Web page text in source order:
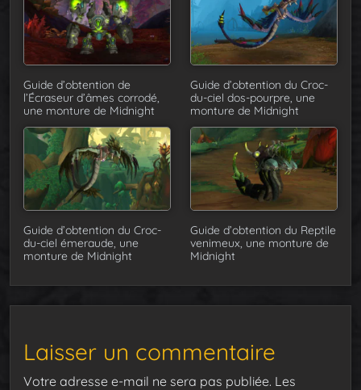
Guide d’obtention de
l’Écraseur d’âmes corrodé,
une monture de Midnight
Guide d’obtention du Croc-
du-ciel dos-pourpre, une
monture de Midnight
Guide d’obtention du Croc-
du-ciel émeraude, une
monture de Midnight
Guide d’obtention du Reptile
venimeux, une monture de
Midnight
Laisser un commentaire
Votre adresse e-mail ne sera pas publiée. Les